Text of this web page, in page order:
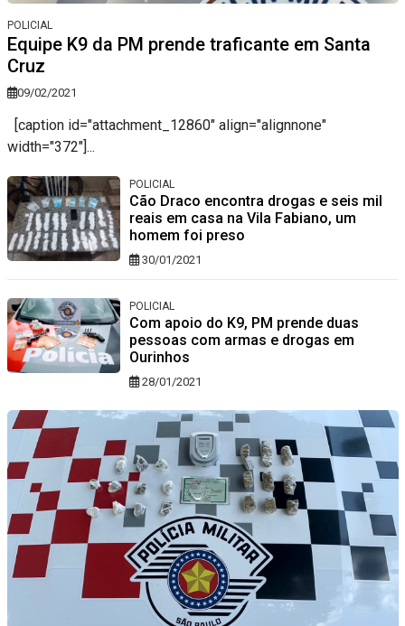
POLICIAL
Equipe K9 da PM prende traficante em Santa
Cruz
09/02/2021
[caption id="attachment_12860" align="alignnone"
width="372"]...
POLICIAL
Cão Draco encontra drogas e seis mil
reais em casa na Vila Fabiano, um
homem foi preso
30/01/2021
POLICIAL
Com apoio do K9, PM prende duas
pessoas com armas e drogas em
Ourinhos
28/01/2021